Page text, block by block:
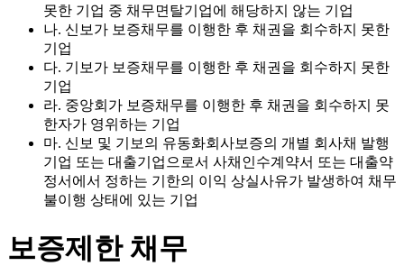
못한 기업 중 채무면탈기업에 해당하지 않는 기업
나. 신보가 보증채무를 이행한 후 채권을 회수하지 못한
기업
다. 기보가 보증채무를 이행한 후 채권을 회수하지 못한
기업
라. 중앙회가 보증채무를 이행한 후 채권을 회수하지 못
한자가 영위하는 기업
마. 신보 및 기보의 유동화회사보증의 개별 회사채 발행
기업 또는 대출기업으로서 사채인수계약서 또는 대출약
정서에서 정하는 기한의 이익 상실사유가 발생하여 채무
불이행 상태에 있는 기업
보증제한 채무